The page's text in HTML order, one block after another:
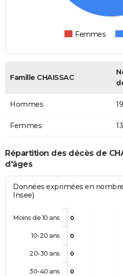
Femmes
Famille CHAISSAC
Hommes 19
Femmes 13
Répartition des décès de
d'âges
Données exprimées en
Insee)
0
0
0
0
Moins de 10 ans
10-20 ans
20-30 ans
30-40 ans